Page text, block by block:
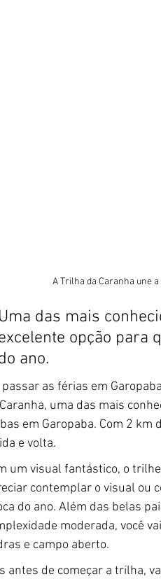
A Trilha da Caranha une
Uma das mais
opção para
ano.
passar as férias em
uma das mais
em Garopaba. Com 2
e volta.
um visual fantástico, o
contemplar o visual ou
do ano. Além das belas
moderada, você
e campo aberto.
antes de começar a trilha,